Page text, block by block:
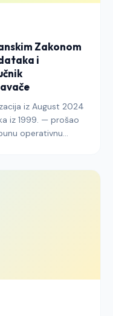
Zakonom
i
iz August 2024
iz 1999. — prošao
operativnu
učiniti kako bi